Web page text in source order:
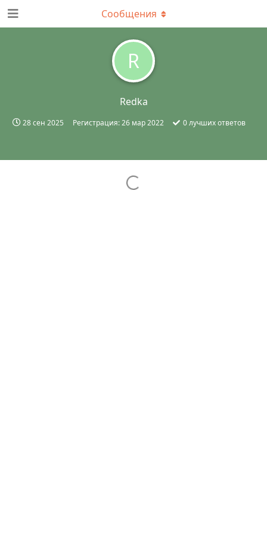
R
Redka
28 сен 2025 Регистрация:26 мар 2022 0лучших ответов
Сообщения